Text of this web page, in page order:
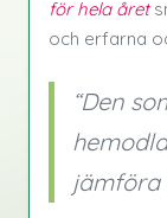
för hela året
och erfarna
“Den
jämföra